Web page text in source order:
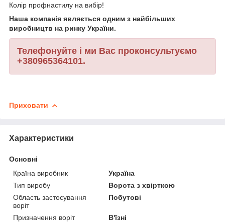
Колір профнастилу на вибір!
Наша компанія являється одним з найбільших
виробництв на ринку України.
Телефонуйте і ми Вас проконсультуємо
+380965364101.
Приховати
Характеристики
Основні
Країна виробник
Україна
Тип виробу
Ворота з хвірткою
Область застосування
воріт
Побутові
Призначення воріт
В'їзні